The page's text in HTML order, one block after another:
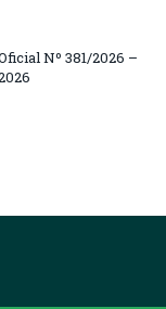
Nº 381/2026 –